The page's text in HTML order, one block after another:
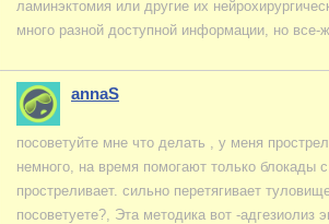
ламинэктомия или другие их
много разной доступной информации, но все-
annaS
посоветуйте мне что делать , у меня
немного, на время помогают только
простреливает. сильно перетягивает
посоветуете?, Эта методика вот -